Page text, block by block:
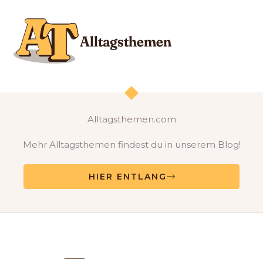
Alltagsthemen.com
Mehr Alltagsthemen findest du in unserem Blog!
HIER ENTLANG